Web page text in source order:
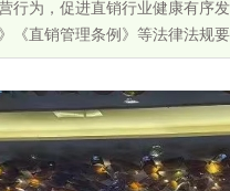
行为，促进直销行业健康有序
《直销管理条例》等法律法规